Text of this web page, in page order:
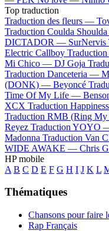
Top traduction
Traduction des fleurs —
Traduction Coulda
DICTADOR — SurNervis
Electric Callboy
Mi Chico — DJ Goja
Traduction Danceteria —
(DONK) — Beyoncé
Time Of My Life —
XCX Traduction
Traduction RMB (Ring
Reyez Traduction YOYO
Madonna Traduction Van
WIDE AWAKE — Chris
HP mobile
A B C D E F G H I J K L
Thématiques
Chansons pour faire
Rap Français